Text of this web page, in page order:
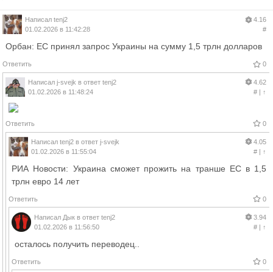
Написал tenj2
01.02.2026 в 11:42:28
4.16
#
Орбан: ЕС принял запрос Украины на сумму 1,5 трлн долларов
Ответить 0
Написал j-svejk в ответ tenj2
01.02.2026 в 11:48:24
4.62
#| ↑
Ответить 0
Написал tenj2 в ответ j-svejk
01.02.2026 в 11:55:04
4.05
#| ↑
РИА Новости: Украина сможет прожить на транше ЕС в 1,5
трлн евро 14 лет
Ответить 0
Написал Дык в ответ tenj2
01.02.2026 в 11:56:50
3.94
#| ↑
осталось получить переводец..
Ответить 0